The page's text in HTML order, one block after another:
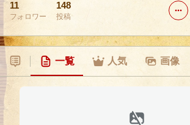
11
フォロワー
148
投稿
一覧 人気 画像